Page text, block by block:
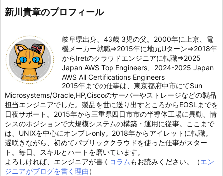
新川貴章のプロフィール
岐阜県出身、43歳 3児の父。2000年に上京、電
機メーカー就職⇒2015年に地元Uターン⇒2018年
からIretのクラウドエンジニアに転職⇒2025
Japan AWS Top Engineers、2024-2025 Japan
AWS All Certifications Engineers
2015年までの仕事は、東京都府中市にてSun
Microsystems/Oracle,HP,Ciscoのサーバーやストレージなどの製品
担当エンジニアでした。製品を世に送り出すところからEOSLまでを
日夜サポート。2015年から三重県四日市市の半導体工場に異動、情
シスのポジションで大規模システムの構築・運用に従事。ここまで
は、UNIXを中心にオンプレonly。2018年からアイレットに転職。
遅咲きながら、初めてパブリッククラウドを使った仕事がスター
ト。毎日、スキルとハートを磨いています。
よろしければ、エンジニアが書く コラム もお読みください。（エン
ジニアがブログを書く理由）